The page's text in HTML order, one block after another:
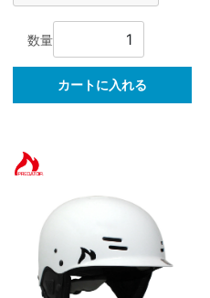
数量
カートに入れる